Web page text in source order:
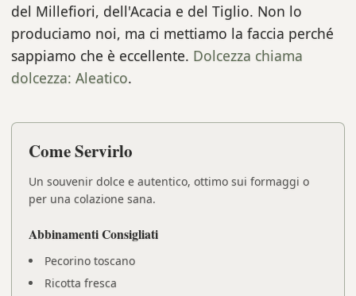
del Millefiori, dell'Acacia e del Tiglio. Non lo
produciamo noi, ma ci mettiamo la faccia perché
sappiamo che è eccellente. Dolcezza chiama
dolcezza: Aleatico.
Come Servirlo
Un souvenir dolce e autentico, ottimo sui formaggi o
per una colazione sana.
Abbinamenti Consigliati
Pecorino toscano
Ricotta fresca